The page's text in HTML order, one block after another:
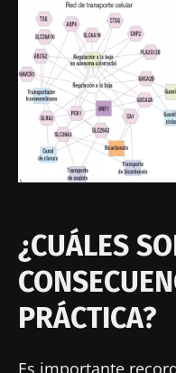
¿CUÁLES
PRÁCTICA?
Es importante